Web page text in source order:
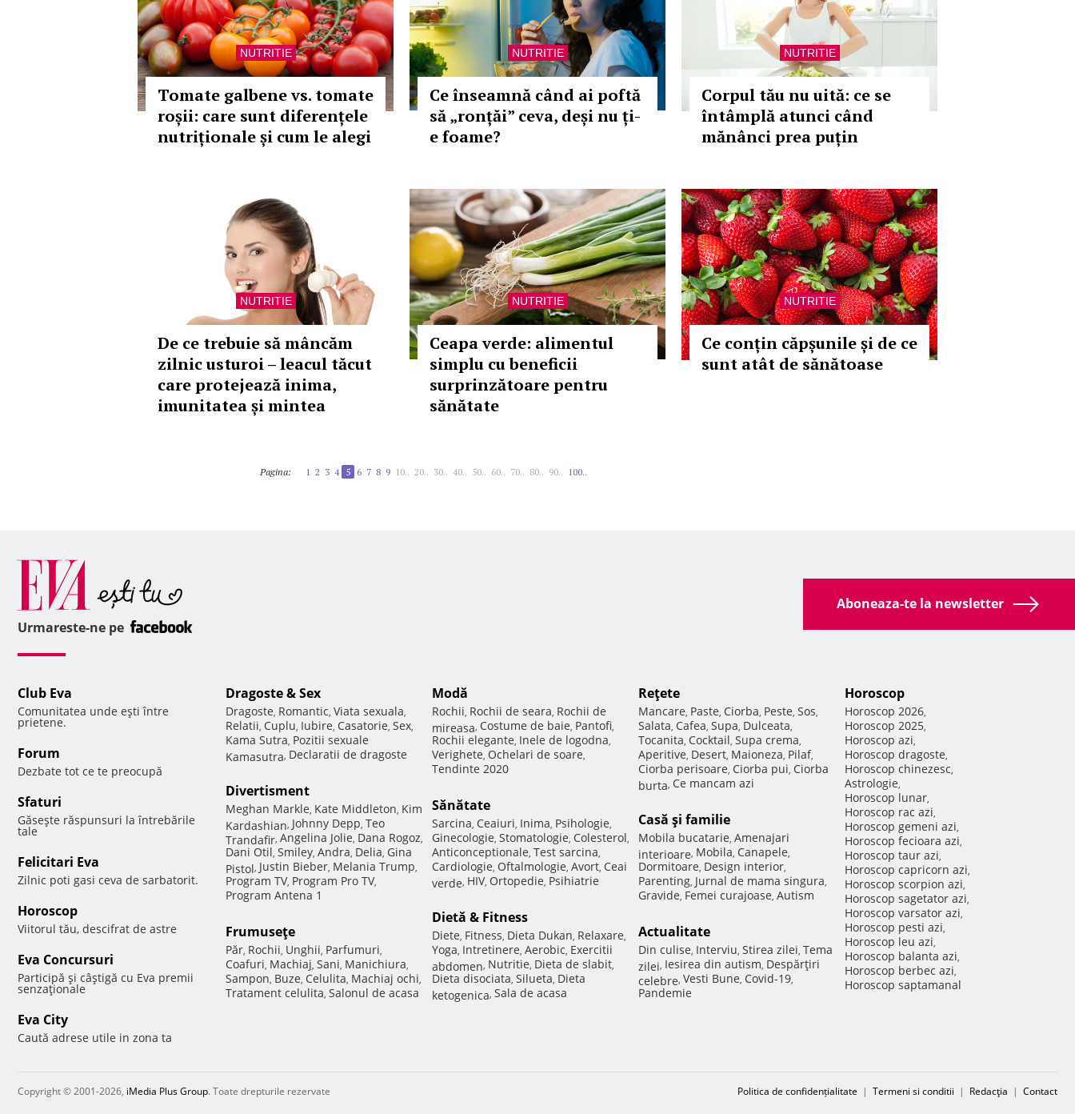
NUTRITIE
Tomate galbene vs. tomate
roșii: care sunt diferențele
nutriționale și cum le alegi
NUTRITIE
Ce înseamnă când ai poftă
să „ronțăi” ceva, deși nu ți-
e foame?
NUTRITIE
Corpul tău nu uită: ce se
întâmplă atunci când
mănânci prea puțin
NUTRITIE
De ce trebuie să mâncăm
zilnic usturoi – leacul tăcut
care protejează inima,
imunitatea și mintea
NUTRITIE
Ceapa verde: alimentul
simplu cu beneficii
surprinzătoare pentru
sănătate
NUTRITIE
Ce conțin căpșunile și de ce
sunt atât de sănătoase
Pagina: 1 2 3 4 5 6 7 8 9 10.. 20.. 30.. 40.. 50.. 60.. 70.. 80.. 90.. 100..
Aboneaza-te la newsletter
Urmareste-ne pe
Club Eva
Comunitatea unde eşti între
prietene.
Forum
Dezbate tot ce te preocupă
Sfaturi
Găseşte răspunsuri la întrebările
tale
Felicitari Eva
Zilnic poti gasi ceva de sarbatorit.
Horoscop
Viitorul tău, descifrat de astre
Eva Concursuri
Participă şi câştigă cu Eva premii
senzaţionale
Eva City
Caută adrese utile in zona ta
Dragoste & Sex
Dragoste, Romantic, Viata sexuala,
Relatii, Cuplu, Iubire, Casatorie, Sex,
Kama Sutra, Pozitii sexuale
Kamasutra, Declaratii de dragoste
Divertisment
Meghan Markle, Kate Middleton, Kim
Kardashian, Johnny Depp, Teo
Trandafir, Angelina Jolie, Dana Rogoz,
Dani Otil, Smiley, Andra, Delia, Gina
Pistol, Justin Bieber, Melania Trump,
Program TV, Program Pro TV,
Program Antena 1
Frumuseţe
Păr, Rochii, Unghii, Parfumuri,
Coafuri, Machiaj, Sani, Manichiura,
Sampon, Buze, Celulita, Machiaj ochi,
Tratament celulita, Salonul de acasa
Modă
Rochii, Rochii de seara, Rochii de
mireasa, Costume de baie, Pantofi,
Rochii elegante, Inele de logodna,
Verighete, Ochelari de soare,
Tendinte 2020
Sănătate
Sarcina, Ceaiuri, Inima, Psihologie,
Ginecologie, Stomatologie, Colesterol,
Anticonceptionale, Test sarcina,
Cardiologie, Oftalmologie, Avort, Ceai
verde, HIV, Ortopedie, Psihiatrie
Dietă & Fitness
Diete, Fitness, Dieta Dukan, Relaxare,
Yoga, Intretinere, Aerobic, Exercitii
abdomen, Nutritie, Dieta de slabit,
Dieta disociata, Silueta, Dieta
ketogenica, Sala de acasa
Reţete
Mancare, Paste, Ciorba, Peste, Sos,
Salata, Cafea, Supa, Dulceata,
Tocanita, Cocktail, Supa crema,
Aperitive, Desert, Maioneza, Pilaf,
Ciorba perisoare, Ciorba pui, Ciorba
burta, Ce mancam azi
Casă şi familie
Mobila bucatarie, Amenajari
interioare, Mobila, Canapele,
Dormitoare, Design interior,
Parenting, Jurnal de mama singura,
Gravide, Femei curajoase, Autism
Actualitate
Din culise, Interviu, Stirea zilei, Tema
zilei, Iesirea din autism, Despărţiri
celebre, Vesti Bune, Covid-19,
Pandemie
Horoscop
Horoscop 2026,
Horoscop 2025,
Horoscop azi,
Horoscop dragoste,
Horoscop chinezesc,
Astrologie,
Horoscop lunar,
Horoscop rac azi,
Horoscop gemeni azi,
Horoscop fecioara azi,
Horoscop taur azi,
Horoscop capricorn azi,
Horoscop scorpion azi,
Horoscop sagetator azi,
Horoscop varsator azi,
Horoscop pesti azi,
Horoscop leu azi,
Horoscop balanta azi,
Horoscop berbec azi,
Horoscop saptamanal
Copyright © 2001-2026, iMedia Plus Group. Toate drepturile rezervate Politica de confidențialitate | Termeni si conditii | Redacţia | Contact